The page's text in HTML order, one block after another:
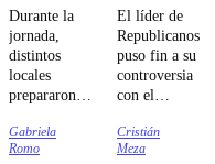
Durante la
jornada,
distintos
locales
prepararon
sus clientes,
incluyendo
Gabriela
Romo
El líder de
Republicanos
puso fin a su
controversia
con el
de Interior.
Cristián
Meza